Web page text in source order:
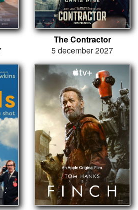
The Contractor
5 december 2027